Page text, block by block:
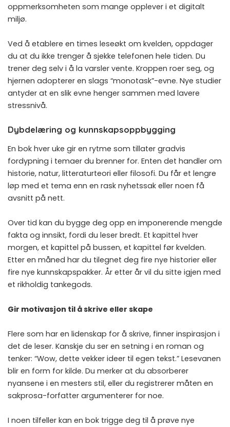
oppmerksomheten som mange opplever i et digitalt
miljø.
Ved å etablere en times leseøkt om kvelden, oppdager
du at du ikke trenger å sjekke telefonen hele tiden. Du
trener deg selv i å la varsler vente. Kroppen roer seg, og
hjernen adopterer en slags “monotask”-evne. Nye studier
antyder at en slik evne henger sammen med lavere
stressnivå.
Dybdelæring og kunnskapsoppbygging
En bok hver uke gir en rytme som tillater gradvis
fordypning i temaer du brenner for. Enten det handler om
historie, natur, litteraturteori eller filosofi. Du får et lengre
løp med et tema enn en rask nyhetssak eller noen få
avsnitt på nett.
Over tid kan du bygge deg opp en imponerende mengde
fakta og innsikt, fordi du leser bredt. Et kapittel hver
morgen, et kapittel på bussen, et kapittel før kvelden.
Etter en måned har du tilegnet deg fire nye historier eller
fire nye kunnskapspakker. År etter år vil du sitte igjen med
et rikholdig tankegods.
Gir motivasjon til å skrive eller skape
Flere som har en lidenskap for å skrive, finner inspirasjon i
det de leser. Kanskje du ser en setning i en roman og
tenker: “Wow, dette vekker ideer til egen tekst.” Lesevanen
blir en form for kilde. Du merker at du absorberer
nyansene i en mesters stil, eller du registrerer måten en
sakprosa-forfatter argumenterer for noe.
I noen tilfeller kan en bok trigge deg til å prøve nye